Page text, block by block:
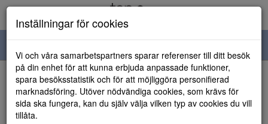
navigation
HEM
Inställningar för cookies
Vi och våra samarbetspartners sparar referenser till ditt besök
på din enhet för att kunna erbjuda anpassade funktioner,
spara besöksstatistik och för att möjliggöra personifierad
marknadsföring. Utöver nödvändiga cookies, som krävs för
sida ska fungera, kan du själv välja vilken typ av cookies du vill
tillåta.